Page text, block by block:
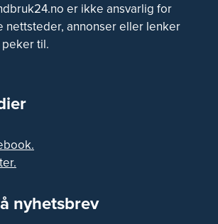
er ikke ansvarlig for
nettsteder, annonser eller lenker
til.
nyhetsbrev